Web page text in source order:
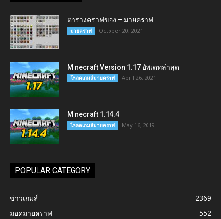
ตารางคราฟของ – มายคราฟ
มายคราฟ October 20, 2021
Minecraft Version 1.17 อัพเดทล่าสุด
โหลดเกมส์มายคราฟ April 26, 2021
Minecraft 1.14.4
โหลดเกมส์มายคราฟ May 16, 2019
POPULAR CATEGORY
ข่าวเกมส์
2369
มอดมายคราฟ
552